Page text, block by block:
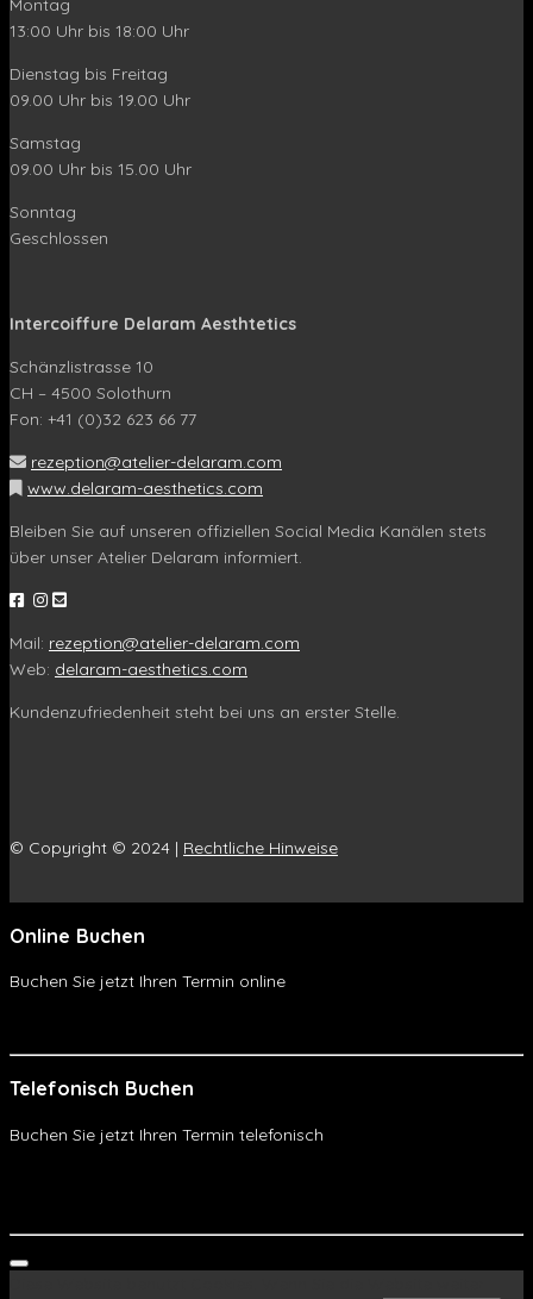
Montag
13:00 Uhr bis 18:00 Uhr
Dienstag bis Freitag
09.00 Uhr bis 19.00 Uhr
Samstag
09.00 Uhr bis 15.00 Uhr
Sonntag
Geschlossen
Intercoiffure Delaram Aesthtetics
Schänzlistrasse 10
CH – 4500 Solothurn
Fon: +41 (0)32 623 66 77
rezeption@atelier-delaram.com
www.delaram-aesthetics.com
Bleiben Sie auf unseren offiziellen Social Media Kanälen stets
über unser Atelier Delaram informiert.
Mail: rezeption@atelier-delaram.com
Web: delaram-aesthetics.com
Kundenzufriedenheit steht bei uns an erster Stelle.
© Copyright © 2024 | Rechtliche Hinweise
Online Buchen
Buchen Sie jetzt Ihren Termin online
Telefonisch Buchen
Buchen Sie jetzt Ihren Termin telefonisch